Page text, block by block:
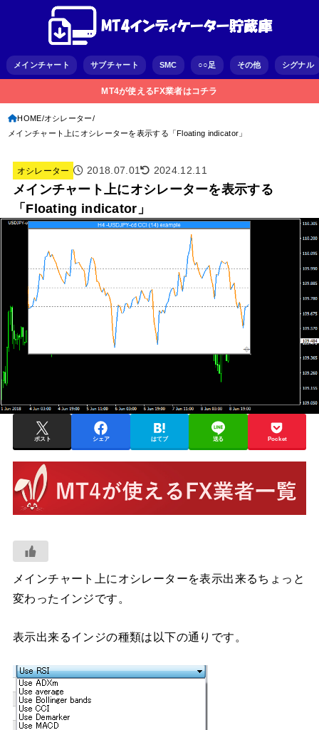
メインチャート サブチャート SMC ○○足 その他 シグナル
MT4が使えるFX業者はコチラ
HOME オシレーター
メインチャート上にオシレーターを表示する「Floating indicator」
オシレーター 2018.07.01 2024.12.11
メインチャート上にオシレーターを表示する
「Floating indicator」
ポスト シェア はてブ 送る Pocket
メインチャート上にオシレーターを表示出来るちょっと
変わったインジです。
表示出来るインジの種類は以下の通りです。